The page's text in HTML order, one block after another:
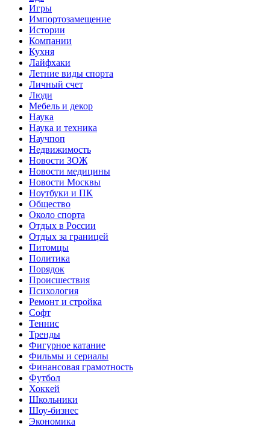
Игры
Импортозамещение
Истории
Компании
Кухня
Лайфхаки
Летние виды спорта
Личный счет
Люди
Мебель и декор
Наука
Наука и техника
Научпоп
Недвижимость
Новости ЗОЖ
Новости медицины
Новости Москвы
Ноутбуки и ПК
Общество
Около спорта
Отдых в России
Отдых за границей
Питомцы
Политика
Порядок
Происшествия
Психология
Ремонт и стройка
Софт
Теннис
Тренды
Фигурное катание
Фильмы и сериалы
Финансовая грамотность
Футбол
Хоккей
Школьники
Шоу-бизнес
Экономика